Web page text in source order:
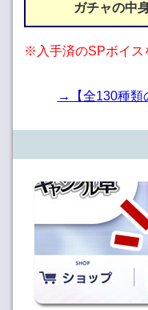
ガチャの中
※入手済のSPボイス
→【全130種類